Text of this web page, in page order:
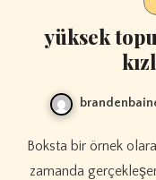
yüksek
Boksta bir örnek olarak, 1more Fit Se Açık Kulaklık S30 yakın
zamanda